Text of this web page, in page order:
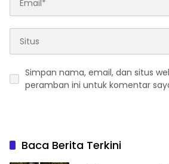
Simpan nama, email, dan situs
peramban ini untuk komentar
Baca Berita Terkini